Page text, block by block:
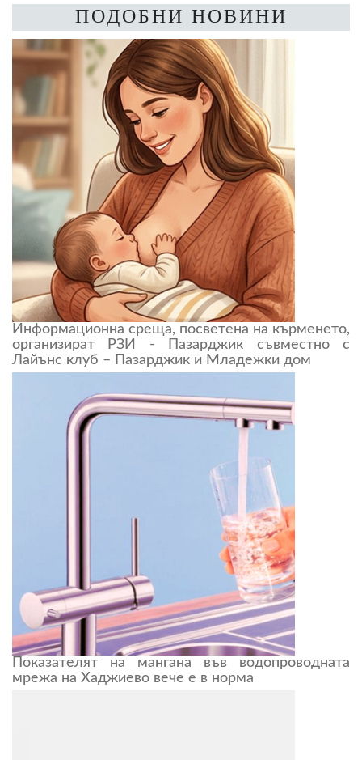
ПОДОБНИ НОВИНИ
Информационна среща, посветена на кърменето,
организират РЗИ - Пазарджик съвместно с
Лайънс клуб – Пазарджик и Младежки дом
Показателят на мангана във водопроводната
мрежа на Хаджиево вече е в норма